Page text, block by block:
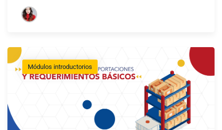
Módulos introductorios